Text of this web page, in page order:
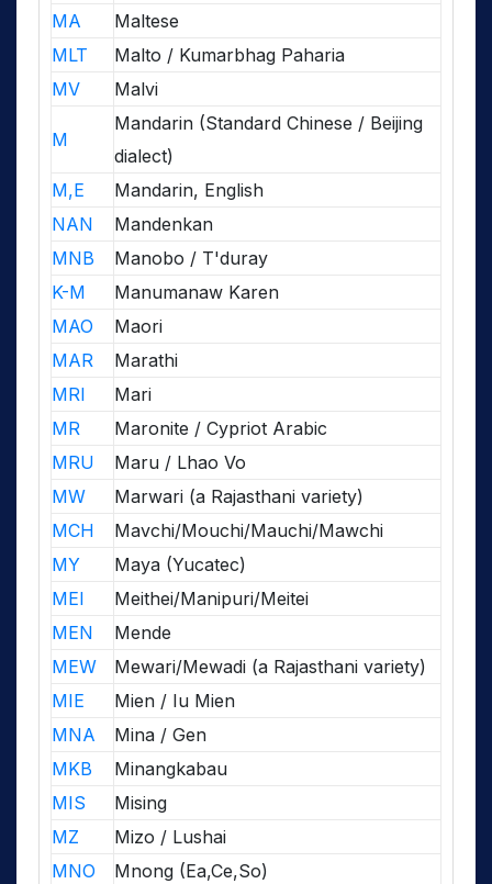
MA
Maltese
MLT
Malto / Kumarbhag Paharia
MV
Malvi
M
Mandarin (Standard Chinese / Beijing
dialect)
M,E
Mandarin, English
NAN
Mandenkan
MNB
Manobo / T'duray
K-M
Manumanaw Karen
MAO
Maori
MAR
Marathi
MRI
Mari
MR
Maronite / Cypriot Arabic
MRU
Maru / Lhao Vo
MW
Marwari (a Rajasthani variety)
MCH
Mavchi/Mouchi/Mauchi/Mawchi
MY
Maya (Yucatec)
MEI
Meithei/Manipuri/Meitei
MEN
Mende
MEW
Mewari/Mewadi (a Rajasthani variety)
MIE
Mien / Iu Mien
MNA
Mina / Gen
MKB
Minangkabau
MIS
Mising
MZ
Mizo / Lushai
MNO
Mnong (Ea,Ce,So)